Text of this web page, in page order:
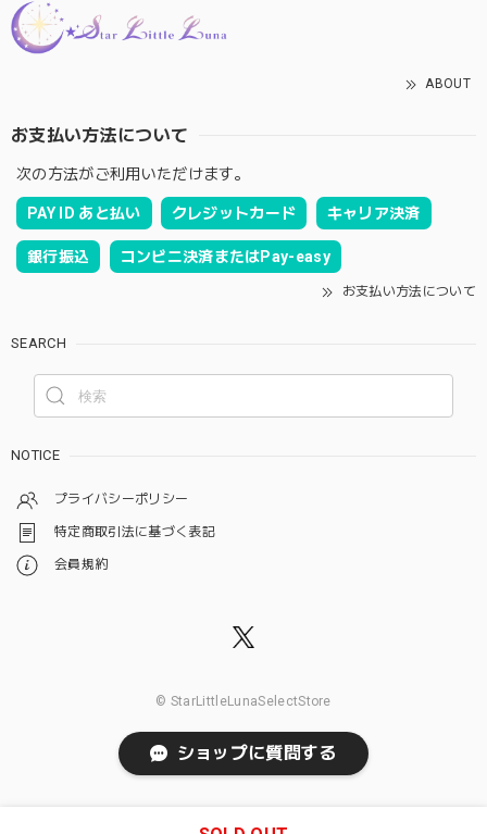
ABOUT
お支払い方法について
次の方法がご利用いただけます。
PAY ID あと払い クレジットカード キャリア決済
銀行振込 コンビニ決済またはPay-easy
お支払い方法について
SEARCH
NOTICE
プライバシーポリシー
特定商取引法に基づく表記
会員規約
© StarLittleLunaSelectStore
ショップに質問する